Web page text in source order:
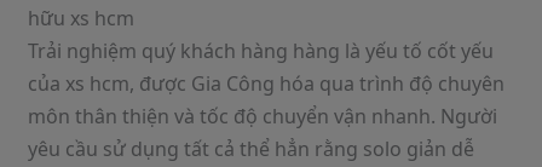
hữu xs hcm
Trải nghiệm quý khách hàng hàng là yếu tố cốt yếu
của xs hcm, được Gia Công hóa qua trình độ chuyên
môn thân thiện và tốc độ chuyển vận nhanh. Người
yêu cầu sử dụng tất cả thể hẳn rằng solo giản dễ